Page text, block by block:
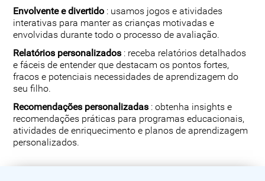
Envolvente e divertido : usamos jogos e atividades
interativas para manter as crianças motivadas e
envolvidas durante todo o processo de avaliação.
Relatórios personalizados : receba relatórios detalhados
e fáceis de entender que destacam os pontos fortes,
fracos e potenciais necessidades de aprendizagem do
seu filho.
Recomendações personalizadas : obtenha insights e
recomendações práticas para programas educacionais,
atividades de enriquecimento e planos de aprendizagem
personalizados.